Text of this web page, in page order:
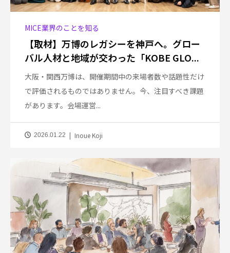
MICE業界のことを知る
【取材】万博のレガシーを神戸へ。グロー
バル人材と地域が交わった「KOBE GLO...
大阪・関西万博は、開催期間中の来場者数や話題性だけ
で評価されるものではありません。今、注目すべき課題
があります。会場運営...
2026.01.22 Inoue Koji